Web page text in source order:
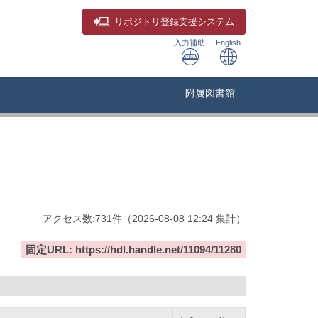
リポジトリ 登録支援システム
入力補助 English
附属図書館
アクセス数:731件 （2026-08-08 12:24 集計）
固定URL: https://hdl.handle.net/11094/11280